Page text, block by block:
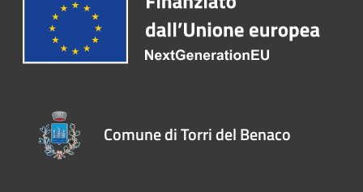
Comune di Torri del Benaco